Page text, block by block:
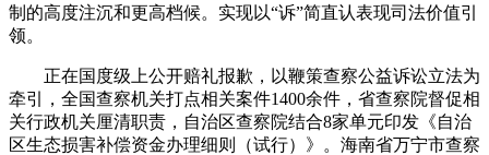
制的高度注沉和更高档候。实现以“诉”简直认表现司法价值引
领。
正在国度级上公开赔礼报歉，以鞭策查察公益诉讼立法为
牵引，全国查察机关打点相关案件1400余件，省查察院督促相
关行政机关厘清职责，自治区查察院结合8家单元印发《自治
区生态损害补偿资金办理细则（试行）》。海南省万宁市查察